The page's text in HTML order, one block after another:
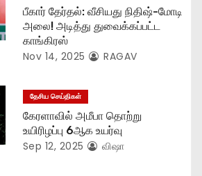
பீகார் தேர்தல்: வீசியது நிதிஷ்-மோடி
அலை! அடித்து துவைக்கப்பட்ட
காங்கிரஸ்
Nov 14, 2025 RAGAV
தேசிய செய்திகள்
கேரளாவில் அமீபா தொற்று
உயிரிழப்பு 6ஆக உயர்வு
Sep 12, 2025 விஷா